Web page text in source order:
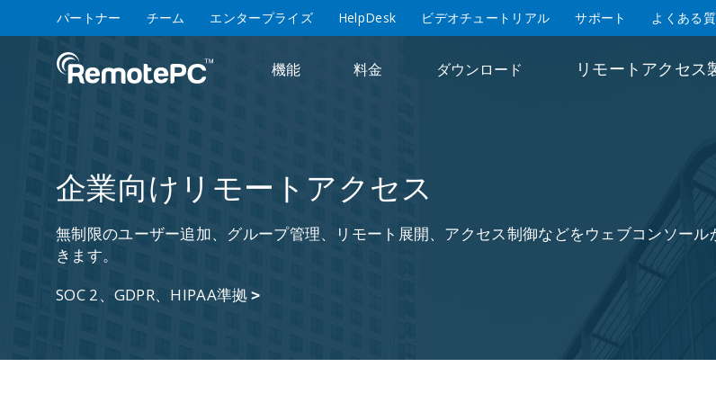
パートナー チーム エンタープライズ HelpDesk ビデオチュートリアル サポート よくある
機能 料金 ダウンロード リモートアクセス
企業向けリモートアクセス
無制限のユーザー追加、グループ管理、リモート展開、アクセス制御などをウェブコンソール
きます。
SOC 2、GDPR、HIPAA準拠